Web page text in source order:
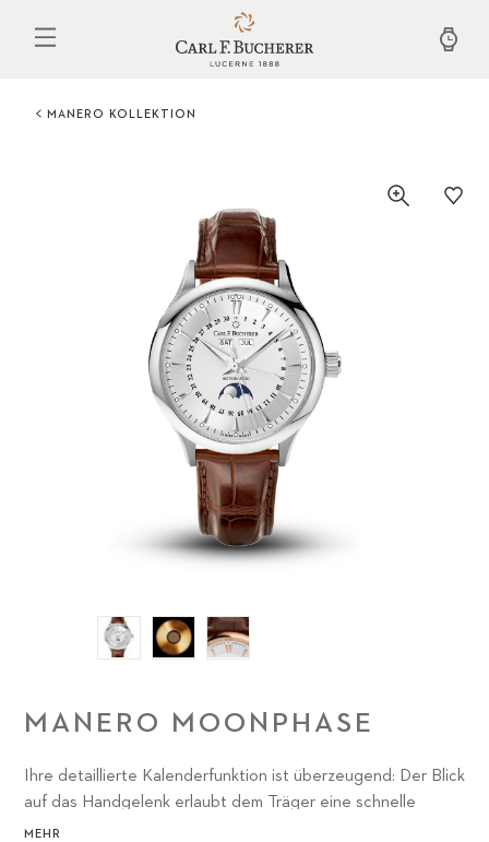
MANERO KOLLEKTION
MANERO MOONPHASE
Ihre detaillierte Kalenderfunktion ist überzeugend: Der Blick
auf das Handgelenk erlaubt dem Träger eine schnelle
Übersicht über das aktuelle Datum, welches via Zeiger aus
MEHR